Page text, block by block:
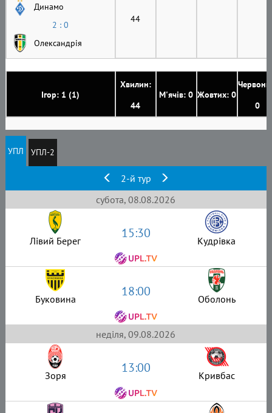
Ігор: 1 (1)
Хвилин:
44
М'ячів: 0 Жовтих: 0
0
Динамо
2 : 0
Олександрія
44
УПЛ УПЛ-2
2-й тур
субота, 08.08.2026
Лівий Берег 15:30 Кудрівка
Буковина 18:00 Оболонь
неділя, 09.08.2026
Зоря 13:00 Кривбас